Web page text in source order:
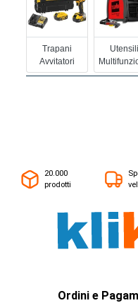
Trapani
Avvitatori
Utensili
20.000
prodotti
Ordini e